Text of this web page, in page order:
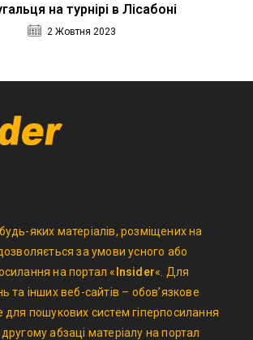
на турнірі в Лісабоні
2 Жовтня 2023
яких матеріалів, розміщених на
за умови усного або
на портал « Insider«. Для
та інших веб-сайтів – обов’язкове
для пошукових систем гіперпосилання
абзаці матеріалу на портал